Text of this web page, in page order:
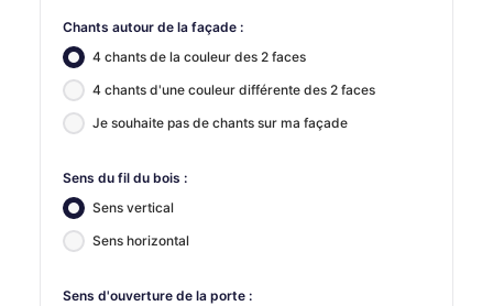
Chants autour de la façade :
4 chants de la couleur des 2 faces
4 chants d'une couleur différente des 2 faces
Je souhaite pas de chants sur ma façade
Sens du fil du bois :
Sens vertical
Sens horizontal
Sens d'ouverture de la porte :